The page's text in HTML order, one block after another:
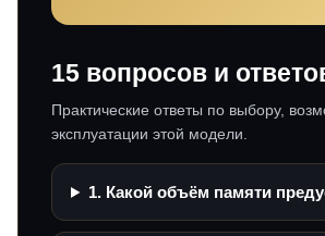
15 вопросов и
Практические ответы по выбору,
эксплуатации этой модели.
1. Какой объём памяти